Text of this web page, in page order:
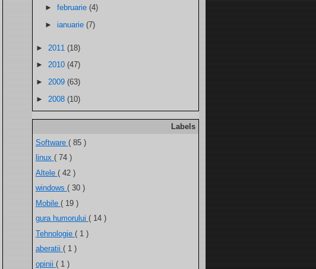
►februarie(4)
►ianuarie(7)
► 2011 (18)
► 2010 (47)
► 2009 (63)
► 2008 (10)
Labels
Software ( 85 )
linux ( 74 )
Altele ( 42 )
windows ( 30 )
Mobile ( 19 )
gura humorului ( 14 )
Tehnologie ( 1 )
aberatii ( 1 )
opinii ( 1 )